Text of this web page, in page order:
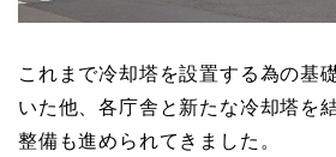
これまで冷却塔を設置する為の基
いた他、各庁舎と新たな冷却塔を
整備も進められてきました。